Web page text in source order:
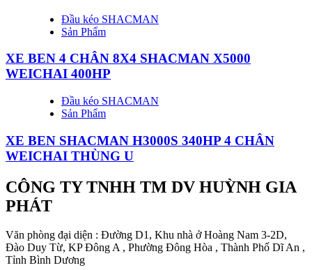
Đầu kéo SHACMAN
Sản Phẩm
XE BEN 4 CHÂN 8X4 SHACMAN X5000
WEICHAI 400HP
Đầu kéo SHACMAN
Sản Phẩm
XE BEN SHACMAN H3000S 340HP 4 CHÂN
WEICHAI THÙNG U
CÔNG TY TNHH TM DV HUỲNH GIA
PHÁT
Văn phòng đại diện : Đường D1, Khu nhà ở Hoàng Nam 3-2D,
Đào Duy Từ, KP Đông A , Phường Đông Hòa , Thành Phố Dĩ An ,
Tỉnh Bình Dương